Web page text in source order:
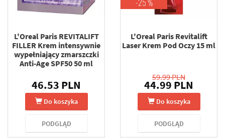
L'Oreal Paris REVITALIFT
FILLER Krem intensywnie
wypełniający zmarszczki
Anti-Age SPF50 50 ml
46.53 PLN
Do koszyka
PODGLĄD
-25 %
L'Oreal Paris Revitalift
Laser Krem Pod Oczy 15 ml
59.99 PLN
44.99 PLN
Do koszyka
PODGLĄD